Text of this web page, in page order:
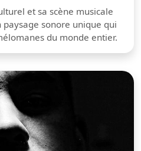
et sa scène musicale
sonore unique qui
du monde entier.